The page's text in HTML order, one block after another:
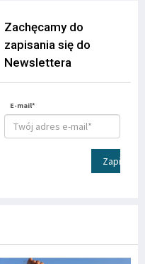
Zachęcamy do
zapisania się do
Newslettera
E-mail*
Zapisz